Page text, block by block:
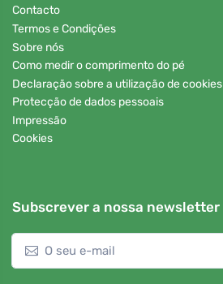
Contacto
Termos e Condições
Sobre nós
Como medir o comprimento do pé
Declaração sobre a utilização de cookies
Protecção de dados pessoais
Impressão
Cookies
Subscrever a nossa newsletter